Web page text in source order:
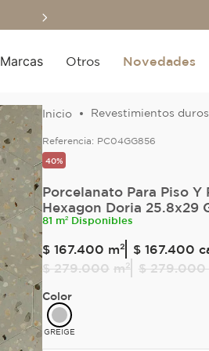
Marcas Otros Novedades
Revestimientos duros
Referencia: PC04GG856
40%
Porcelanato Para Piso Y
Hexagon Doria 25.8x29
81 m² Disponibles
$ 167.400 m² $ 167.400
$ 279.000 m² $ 279.000
Color
GREIGE